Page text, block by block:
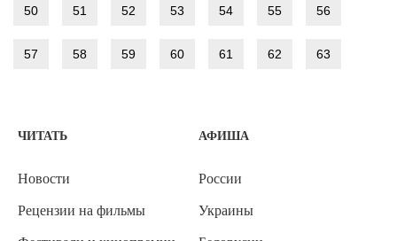
50 51 52 53 54 55 56
57 58 59 60 61 62 63
ЧИТАТЬ
Новости
Рецензии на фильмы
АФИША
России
Украины